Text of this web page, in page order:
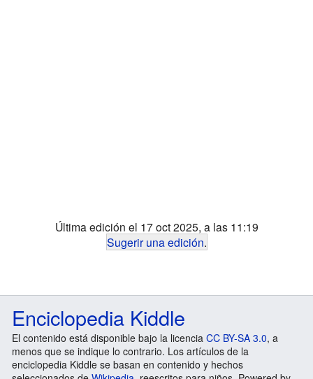
Última edición el 17 oct 2025, a las 11:19
Sugerir una edición.
Enciclopedia Kiddle
El contenido está disponible bajo la licencia CC BY-SA 3.0, a
menos que se indique lo contrario. Los artículos de la
enciclopedia Kiddle se basan en contenido y hechos